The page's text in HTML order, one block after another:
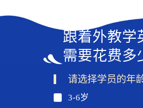
跟着外教学
需要花费多
请选择学员的年
3-6岁